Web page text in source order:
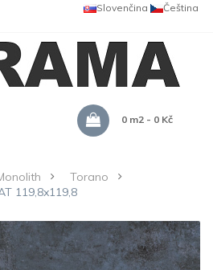
Čeština
Slovenčina
0 m2 - 0 Kč
Torano
119,8x119,8